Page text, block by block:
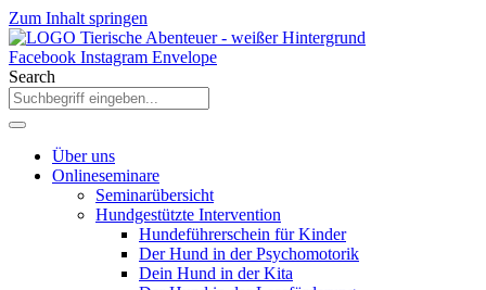
Zum Inhalt springen
Facebook Instagram Envelope
Search
Über uns
Onlineseminare
Seminarübersicht
Hundgestützte Intervention
Hundeführerschein für Kinder
Der Hund in der Psychomotorik
Dein Hund in der Kita